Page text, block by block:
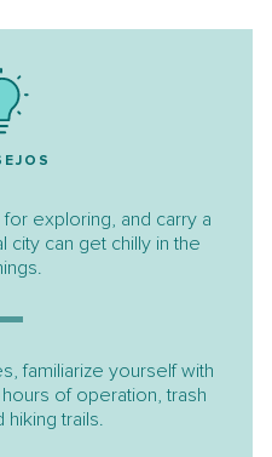
exploring, and carry a
city can get chilly in the
familiarize yourself with
of operation, trash
hiking trails.